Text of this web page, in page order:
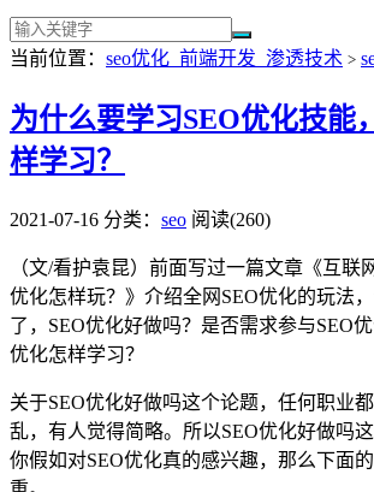
当前位置： seo优化_前端开发_渗透技术 >
为什么要学习SEO优化技能
样学习？
2021-07-16 分类： seo 阅读(260)
（文/看护袁昆）前面写过一篇文章《互联
优化怎样玩？》介绍全网SEO优化的玩法
了，SEO优化好做吗？是否需求参与SEO
优化怎样学习？
关于SEO优化好做吗这个论题，任何职业
乱，有人觉得简略。所以SEO优化好做吗
你假如对SEO优化真的感兴趣，那么下面